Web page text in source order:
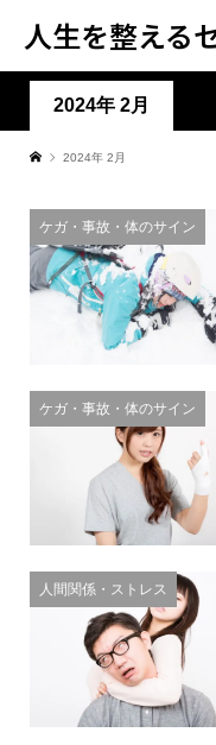
人生を整える
2024年 2月
2024年 2月
ケガ・事故・体のサイン
ケガ・事故・体のサイン
人間関係・ストレス